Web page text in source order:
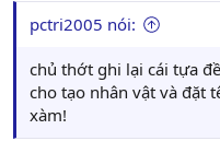
pctri2005 nói:
chủ thớt ghi lại cái tựa
cho tạo nhân vật và đặt
xàm!